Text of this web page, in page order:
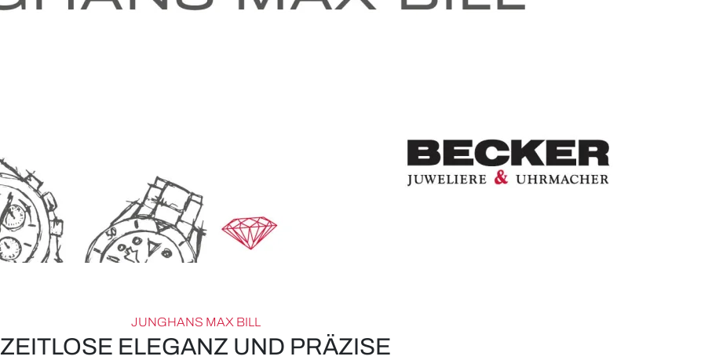
JUNGHANS MAX BILL
ZEITLOSE ELEGANZ UND PRÄZISE